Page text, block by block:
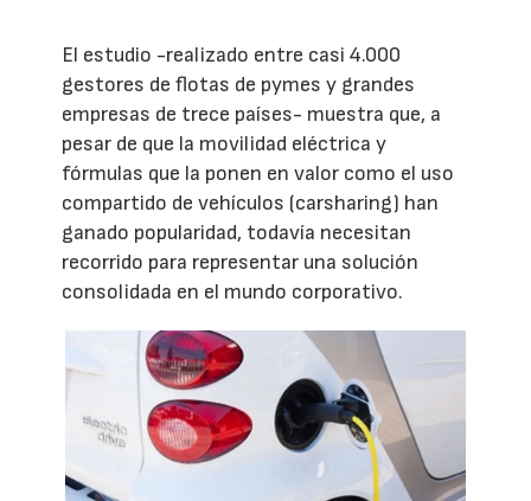
El estudio -realizado entre casi 4.000
gestores de flotas de pymes y grandes
empresas de trece países- muestra que, a
pesar de que la movilidad eléctrica y
fórmulas que la ponen en valor como el uso
compartido de vehículos (carsharing) han
ganado popularidad, todavía necesitan
recorrido para representar una solución
consolidada en el mundo corporativo.